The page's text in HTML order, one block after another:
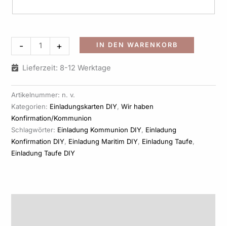
- + IN DEN WARENKORB
Lieferzeit: 8-12 Werktage
Artikelnummer: n. v.
Kategorien: Einladungskarten DIY,Wir haben
Konfirmation/Kommunion
Schlagwörter: Einladung Kommunion DIY, Einladung
Konfirmation DIY, Einladung Maritim DIY, Einladung Taufe,
Einladung Taufe DIY